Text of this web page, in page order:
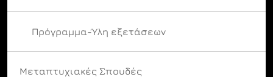
Πρόγραμμα-Ύλη εξετάσεων
Μεταπτυχιακές Σπουδές